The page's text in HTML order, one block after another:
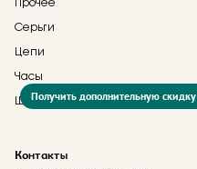
Прочее
Серьги
Цепи
Часы
Шнурки
Контакты
Получить дополнительную скидку